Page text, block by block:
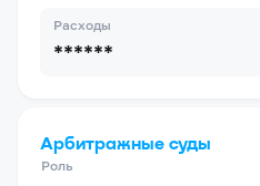
Расходы
******
Арбитражные суды
Роль